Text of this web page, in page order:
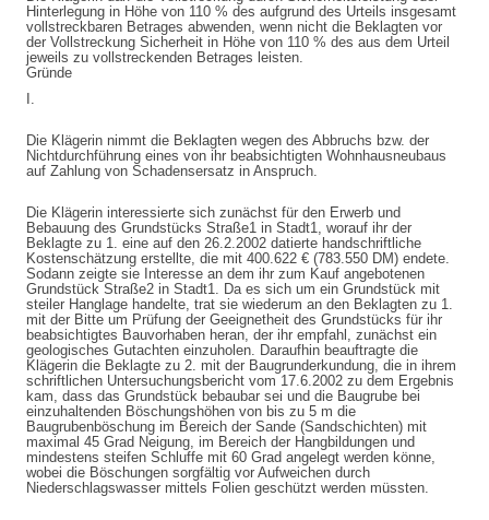
Hinterlegung in Höhe von 110 % des aufgrund des Urteils insgesamt
vollstreckbaren Betrages abwenden, wenn nicht die Beklagten vor
der Vollstreckung Sicherheit in Höhe von 110 % des aus dem Urteil
jeweils zu vollstreckenden Betrages leisten.
Gründe
I.
Die Klägerin nimmt die Beklagten wegen des Abbruchs bzw. der
Nichtdurchführung eines von ihr beabsichtigten Wohnhausneubaus
auf Zahlung von Schadensersatz in Anspruch.
Die Klägerin interessierte sich zunächst für den Erwerb und
Bebauung des Grundstücks Straße1 in Stadt1, worauf ihr der
Beklagte zu 1. eine auf den 26.2.2002 datierte handschriftliche
Kostenschätzung erstellte, die mit 400.622 € (783.550 DM) endete.
Sodann zeigte sie Interesse an dem ihr zum Kauf angebotenen
Grundstück Straße2 in Stadt1. Da es sich um ein Grundstück mit
steiler Hanglage handelte, trat sie wiederum an den Beklagten zu 1.
mit der Bitte um Prüfung der Geeignetheit des Grundstücks für ihr
beabsichtigtes Bauvorhaben heran, der ihr empfahl, zunächst ein
geologisches Gutachten einzuholen. Daraufhin beauftragte die
Klägerin die Beklagte zu 2. mit der Baugrunderkundung, die in ihrem
schriftlichen Untersuchungsbericht vom 17.6.2002 zu dem Ergebnis
kam, dass das Grundstück bebaubar sei und die Baugrube bei
einzuhaltenden Böschungshöhen von bis zu 5 m die
Baugrubenböschung im Bereich der Sande (Sandschichten) mit
maximal 45 Grad Neigung, im Bereich der Hangbildungen und
mindestens steifen Schluffe mit 60 Grad angelegt werden könne,
wobei die Böschungen sorgfältig vor Aufweichen durch
Niederschlagswasser mittels Folien geschützt werden müssten.